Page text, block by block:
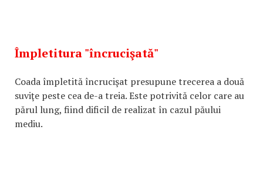
Împletitura "încrucişată"
Coada împletită încrucişat presupune trecerea a două
suviţe peste cea de-a treia. Este potrivită celor care au
părul lung, fiind dificil de realizat în cazul păului
mediu.